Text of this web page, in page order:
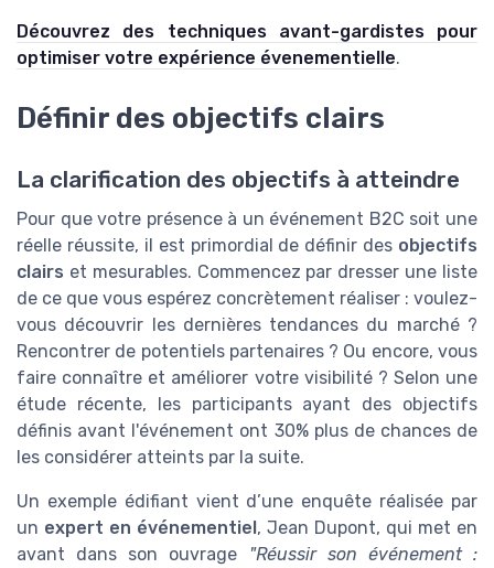
Découvrez des techniques avant-gardistes pour
optimiser votre expérience évenementielle.
Définir des objectifs clairs
La clarification des objectifs à atteindre
Pour que votre présence à un événement B2C soit une
réelle réussite, il est primordial de définir des objectifs
clairs et mesurables. Commencez par dresser une liste
de ce que vous espérez concrètement réaliser : voulez-
vous découvrir les dernières tendances du marché ?
Rencontrer de potentiels partenaires ? Ou encore, vous
faire connaître et améliorer votre visibilité ? Selon une
étude récente, les participants ayant des objectifs
définis avant l'événement ont 30% plus de chances de
les considérer atteints par la suite.
Un exemple édifiant vient d’une enquête réalisée par
un expert en événementiel, Jean Dupont, qui met en
avant dans son ouvrage
"Réussir son événement :